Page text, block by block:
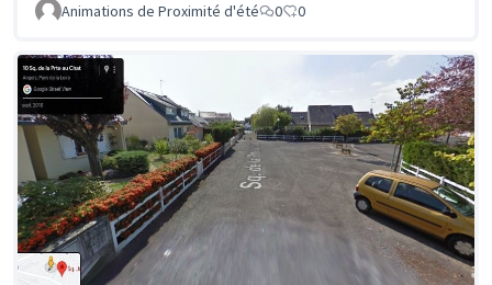
Animations de Proximité d'été 0 0